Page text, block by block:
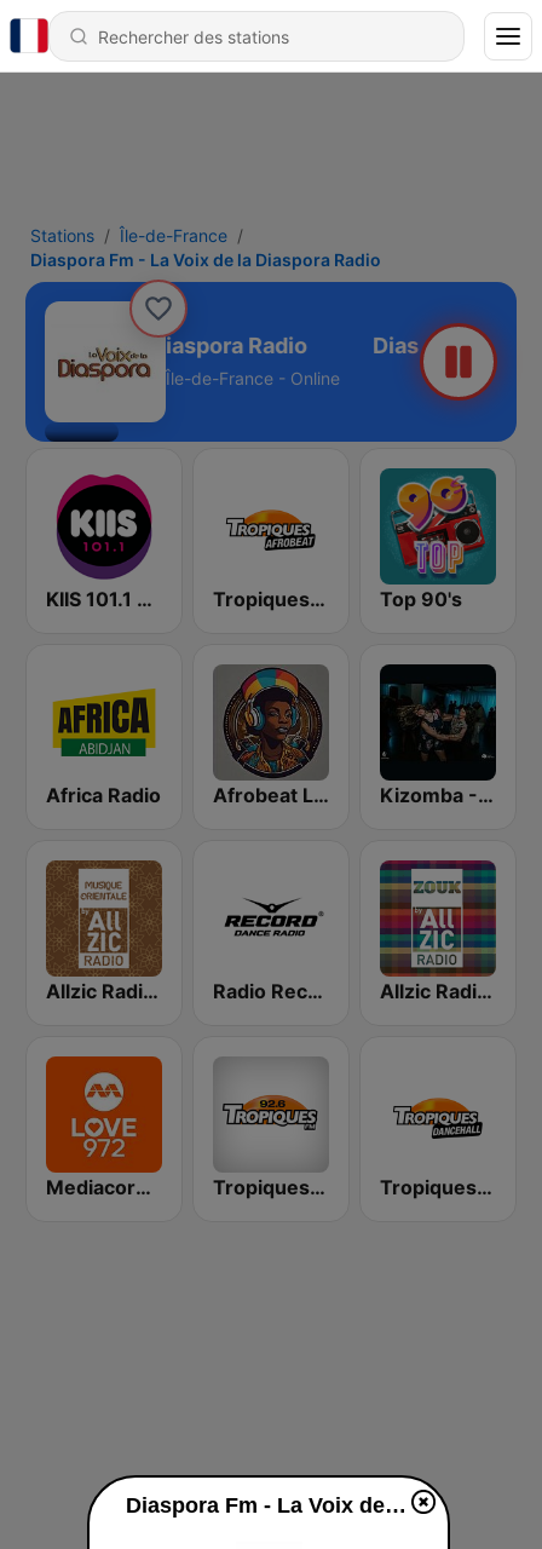
Stations
Île-de-France
Diaspora Fm - La Voix de la Diaspora Radio
Voix de la Diaspora Radio
Île-de-France - Online
KIIS 101.1 Melbourne Tropiques Afrobeat Top 90's
Africa Radio Afrobeat Live Kizomba - Zouk
Allzic Radio ORIENTALE Radio Record Moldova Allzic Radio ZOUK
Mediacorp LOVE 972 Tropiques Bob Marley Tropiques Dance Hall
Diaspora Fm - La Voix de la Diaspora Radio en ligne